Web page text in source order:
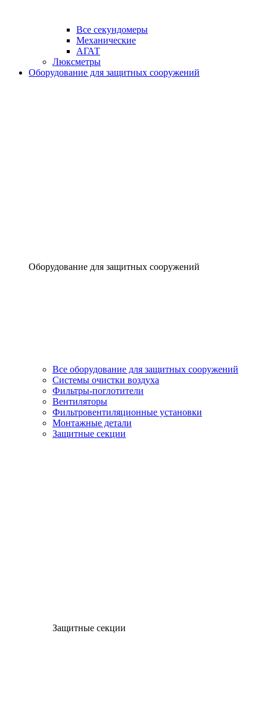
Все секундомеры
Механические
АГАТ
Люксметры
Оборудование для защитных сооружений
Оборудование для защитных сооружений
Все оборудование для защитных сооружений
Системы очистки воздуха
Фильтры-поглотители
Вентиляторы
Фильтровентиляционные установки
Монтажные детали
Защитные секции
Защитные секции